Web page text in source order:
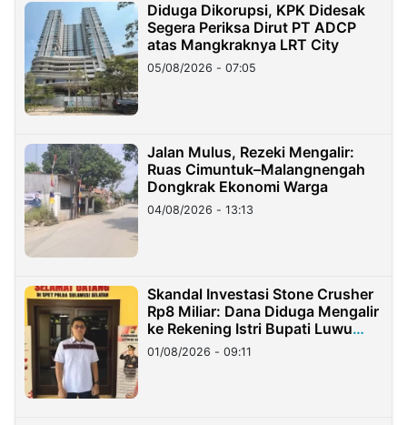
Diduga Dikorupsi, KPK Didesak
Segera Periksa Dirut PT ADCP
atas Mangkraknya LRT City
05/08/2026 - 07:05
Jalan Mulus, Rezeki Mengalir:
Ruas Cimuntuk–Malangnengah
Dongkrak Ekonomi Warga
04/08/2026 - 13:13
Skandal Investasi Stone Crusher
Rp8 Miliar: Dana Diduga Mengalir
ke Rekening Istri Bupati Luwu
Timur
01/08/2026 - 09:11